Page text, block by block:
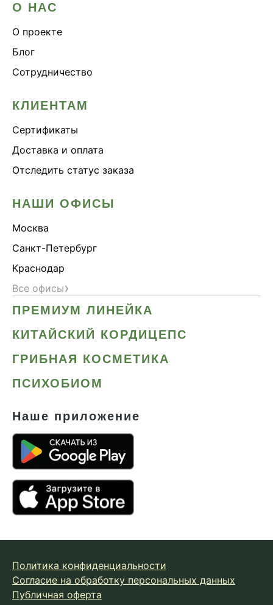
О НАС
О проекте
Блог
Сотрудничество
КЛИЕНТАМ
Сертификаты
Доставка и оплата
Отследить статус заказа
НАШИ ОФИСЫ
Москва
Санкт-Петербург
Краснодар
Все офисы›
ПРЕМИУМ ЛИНЕЙКА
КИТАЙСКИЙ КОРДИЦЕПС
ГРИБНАЯ КОСМЕТИКА
ПСИХОБИОМ
Наше приложение
Политика конфиденциальности
Согласие на обработку персональных данных
Публичная оферта